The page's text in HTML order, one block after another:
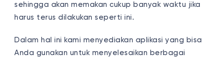
sehingga akan memakan cukup banyak waktu jika
harus terus dilakukan seperti ini.
Dalam hal ini kami menyediakan aplikasi yang bisa
Anda gunakan untuk menyelesaikan berbagai